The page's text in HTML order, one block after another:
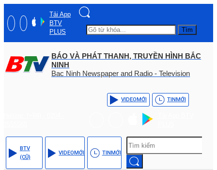
Tải App
BTV
PLUS
Tìm
BÁO VÀ PHÁT THANH, TRUYỀN HÌNH BẮC
NINH
Bac Ninh Newspaper and Radio - Television
VIDEOMỚI TINMỚI
BTV
(CŨ)
VIDEOMỚI TINMỚI